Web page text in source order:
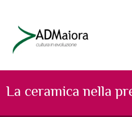
La ceramica nella